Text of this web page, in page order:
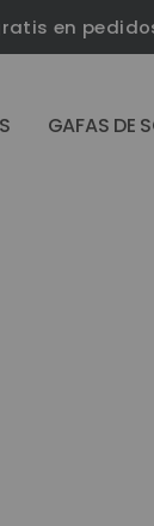
en
GAFAS DE